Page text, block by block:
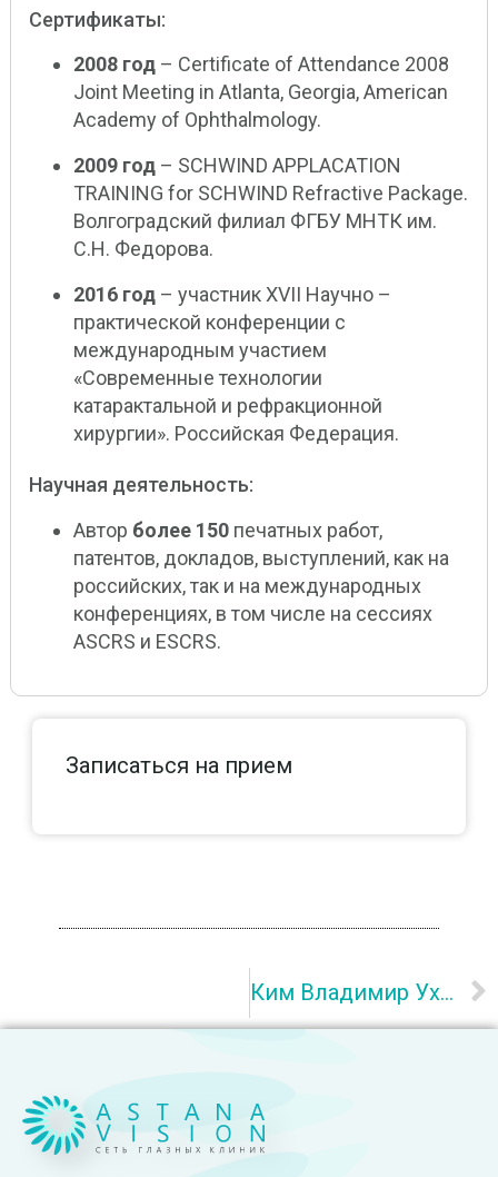
Сертификаты:
2008 год– Certificate of Attendance 2008
Joint Meeting in Atlanta, Georgia, American
Academy of Ophthalmology.
2009 год– SCHWIND APPLACATION
TRAINING for SCHWIND Refractive Package.
Волгоградский филиал ФГБУ МНТК им.
С.Н. Федорова.
2016 год– участник XVII Научно –
практической конференции с
международным участием
«Современные технологии
катарактальной и рефракционной
хирургии». Российская Федерация.
Научная деятельность:
Автор более 150печатных работ,
патентов, докладов, выступлений, как на
российских, так и на международных
конференциях, в том числе на сессиях
ASCRS и ESCRS.
Записаться на прием
Ким Владимир Ухенович